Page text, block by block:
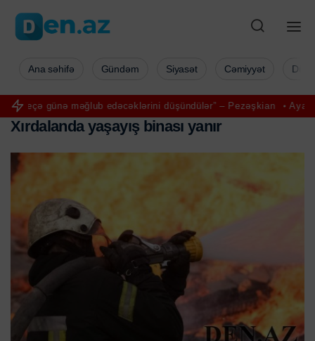
edəcəklərini düşündülər” – Pezəşkian Aya ilk addımı atan
Ana səhifə Gündəm Siyasət Cəmiyyət
Xırdalanda yaşayış binası yanır